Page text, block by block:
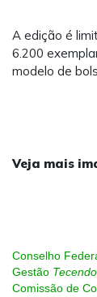
A edição é
6.200
modelo de
Veja mais
Conselho
Gestão
Comissão de